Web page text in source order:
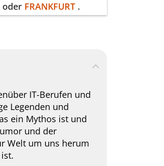
oder FRANKFURT .
IT-Berufen und
Legenden und
ein Mythos ist und
und der
Welt um uns herum